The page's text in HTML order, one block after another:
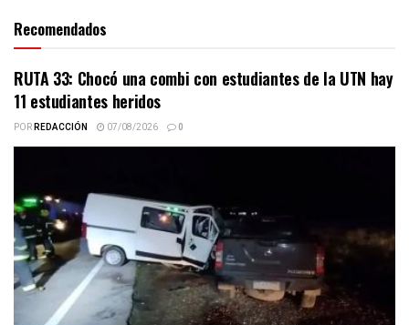
Recomendados
RUTA 33: Chocó una combi con estudiantes de la UTN hay
11 estudiantes heridos
PORREDACCIÓN 07/08/2026 0